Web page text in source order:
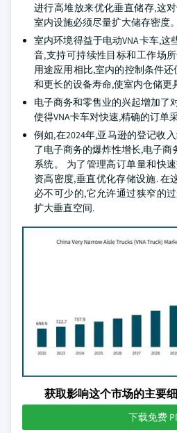
进行高堆放来优化垂直储存,这
室内设施必须尽量扩大储存密度。
室内环境得益于电动VNA卡车,这
音,支持可持续性目标和工作场
用途应用相比,室内的控制条件还
和更长的设备寿命,使室内仓储更
电子商务和零售业的兴起增加了
使得VNA卡车对快速,精确的订单
例如,在2024年,亚马逊的登记收
了电子商务的爆炸性增长,电子
系统。 为了管理高订单量和快
资高密度,垂直优化存储设施. 在
必不可少的,它允许通过狭窄的
扩大垂直空间.
获取影响这个市场的主要
下载免费